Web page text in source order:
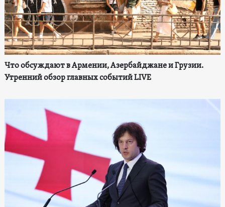
Что обсуждают в Армении, Азербайджане и Грузии.
Утренний обзор главных событий LIVE